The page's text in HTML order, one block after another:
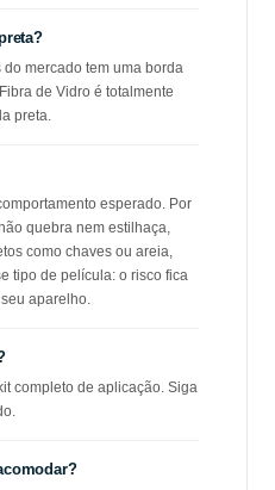
do mercado tem uma borda
de Vidro é totalmente
preta.
esperado. Por
quebra nem estilhaça,
como chaves ou areia,
tipo de película: o risco fica
aparelho.
completo de aplicação. Siga